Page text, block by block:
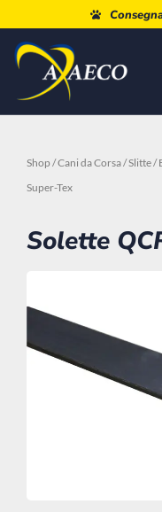
Paga a
Shop /Cani da Corsa/Slitte/
Super-Tex
Solette